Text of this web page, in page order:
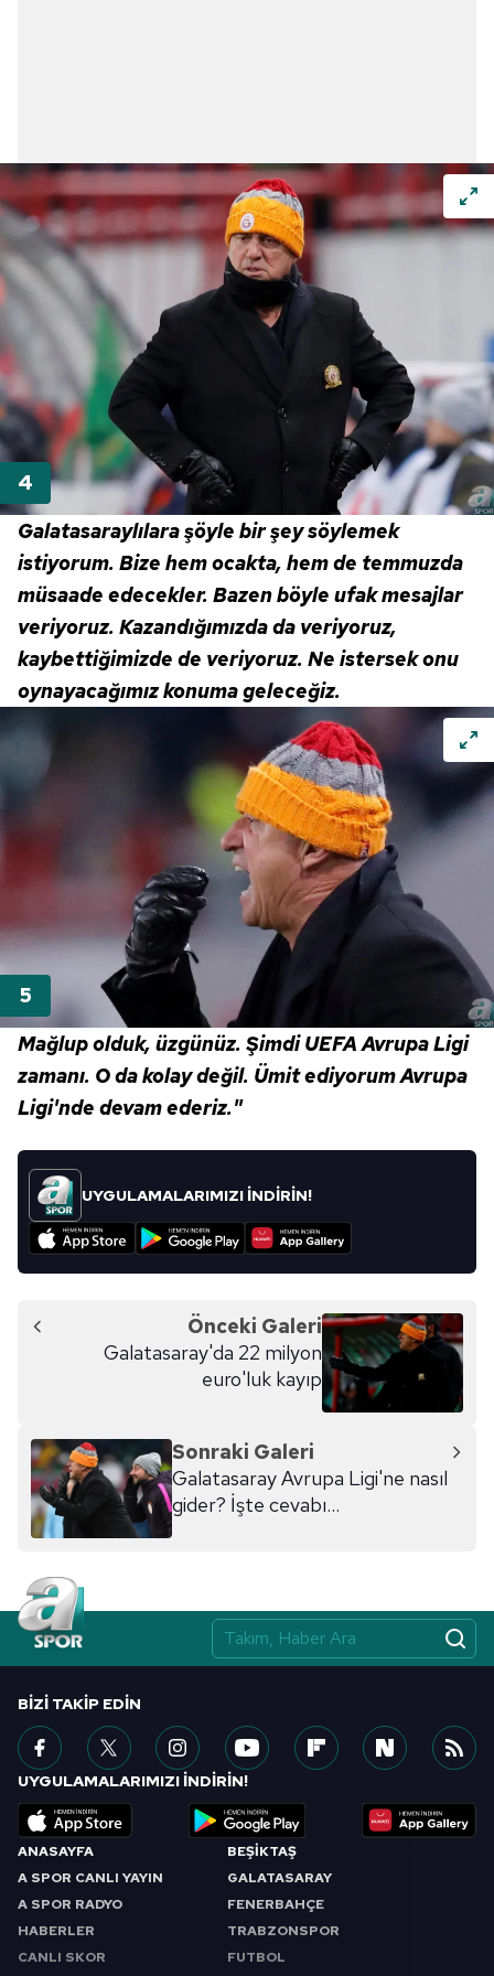
kullanılmaktadır. Diğer çerezler, sitemizin daha işlevsel
kılınması ve kişiselleştirilmesi ve sizlere yönelik
reklam/pazarlama faaliyetlerinin yapılması, amaçlarıyla
sınırlı olarak açık rızanız dahilinde kullanılacaktır.
Çerezlere ilişkin tercihlerinizi aşağıda yer alan panel
vasıtasıyla belirleyebilirsiniz. Çerezlere ilişkin detaylı bilgi
için Ayarlar butonuna tıklayabilir,
Çerez Bilgilendirme
Metnimizi ziyaret edebilirsiniz.
6698 sayılı Kişisel Verilerin Korunması Kanunu uyarınca
hazırlanmış Aydınlatma Metnimizi okumak ve sitemizde
ilgili mevzuata uygun olarak kullanılan çerezlerle ilgili bilgi
almak için lütfentıklayınız.
Galatasaraylılara şöyle bir şey söylemek
istiyorum. Bize hem ocakta, hem de temmuzda
müsaade edecekler. Bazen böyle ufak mesajlar
veriyoruz. Kazandığımızda da veriyoruz,
kaybettiğimizde de veriyoruz. Ne istersek onu
oynayacağımız konuma geleceğiz.
Mağlup olduk, üzgünüz. Şimdi UEFA Avrupa Ligi
zamanı. O da kolay değil. Ümit ediyorum Avrupa
Ligi'nde devam ederiz."
UYGULAMALARIMIZI İNDİRİN!
Önceki Galeri
Galatasaray'da 22 milyon
euro'luk kayıp
Sonraki Galeri
Galatasaray Avrupa Ligi'ne nasıl
gider? İşte cevabı...
ANASAYFA
A SPOR CANLI YAYIN
A SPOR RADYO
HABERLER
CANLI SKOR
BEŞİKTAŞ
GALATASARAY
FENERBAHÇE
TRABZONSPOR
FUTBOL
BIZI TAKIP EDIN
UYGULAMALARIMIZI İNDİRİN!